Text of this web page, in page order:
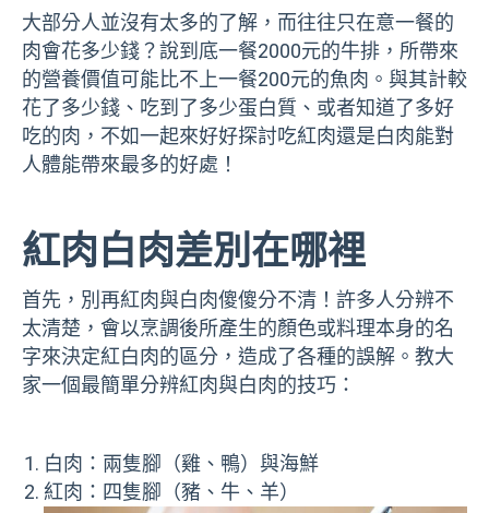
大部分人並沒有太多的了解，而往往只在意一餐的
肉會花多少錢？說到底一餐2000元的牛排，所帶來
的營養價值可能比不上一餐200元的魚肉。與其計較
花了多少錢、吃到了多少蛋白質、或者知道了多好
吃的肉，不如一起來好好探討吃紅肉還是白肉能對
人體能帶來最多的好處！
紅肉白肉差別在哪裡
首先，別再紅肉與白肉傻傻分不清！許多人分辨不
太清楚，會以烹調後所產生的顏色或料理本身的名
字來決定紅白肉的區分，造成了各種的誤解。教大
家一個最簡單分辨紅肉與白肉的技巧：
白肉：兩隻腳（雞、鴨）與海鮮
紅肉：四隻腳（豬、牛、羊）